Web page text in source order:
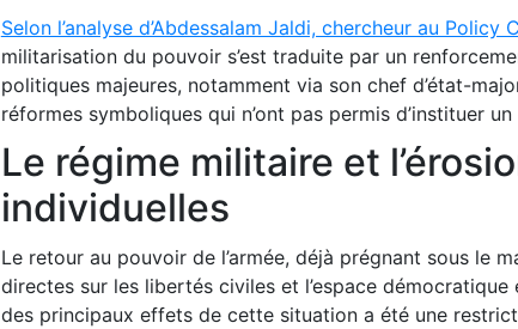
Selon l’analyse d’Abdessalam Jaldi, chercheur au
militarisation du pouvoir s’est traduite par un
politiques majeures, notamment via son chef d’état-
réformes symboliques qui n’ont pas permis d’instituer
Le régime militaire et
individuelles
Le retour au pouvoir de l’armée, déjà prégnant sous le
directes sur les libertés civiles et l’espace démocratique
des principaux effets de cette situation a été une